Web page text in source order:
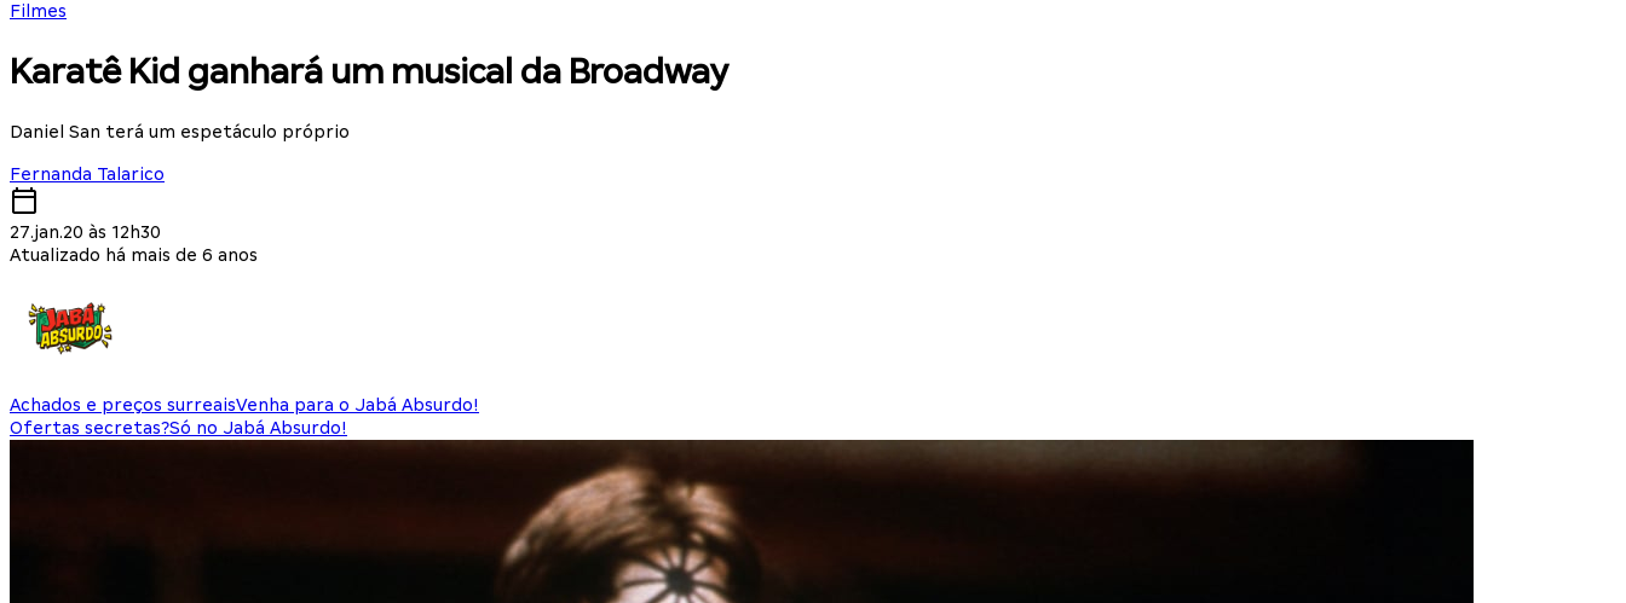
Filmes
Karatê Kid ganhará um musical da Broadway
Daniel San terá um espetáculo próprio
Fernanda Talarico
27.jan.20 às 12h30
Atualizado há mais de 6 anos
Achados e preços surreaisVenha para o Jabá Absurdo!
Ofertas secretas?Só no Jabá Absurdo!